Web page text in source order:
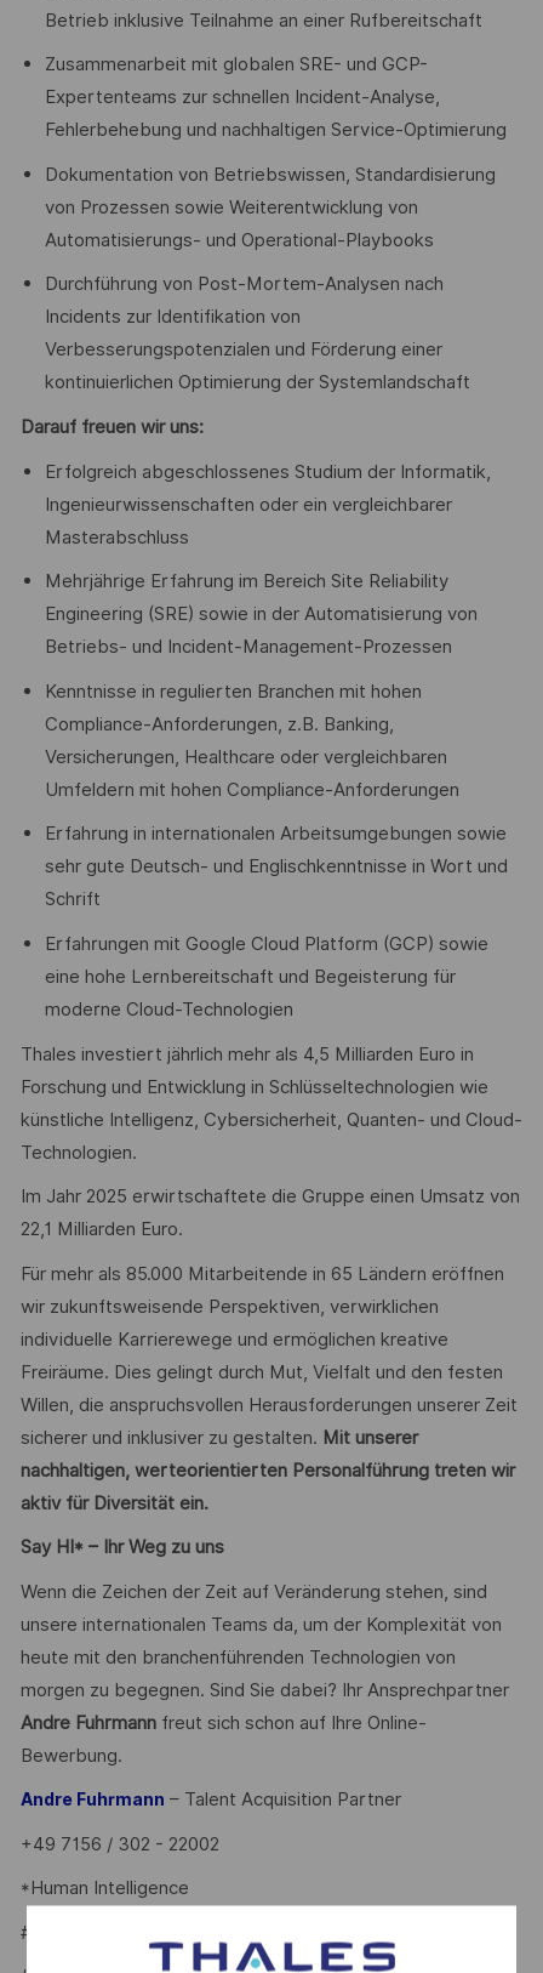
Betrieb inklusive Teilnahme an einer Rufbereitschaft
Zusammenarbeit mit globalen SRE- und GCP-
Expertenteams zur schnellen Incident-Analyse,
Fehlerbehebung und nachhaltigen Service-Optimierung
Dokumentation von Betriebswissen, Standardisierung
von Prozessen sowie Weiterentwicklung von
Automatisierungs- und Operational-Playbooks
Durchführung von Post-Mortem-Analysen nach
Incidents zur Identifikation von
Verbesserungspotenzialen und Förderung einer
kontinuierlichen Optimierung der Systemlandschaft
Darauf freuen wir uns:
Erfolgreich abgeschlossenes Studium der Informatik,
Ingenieurwissenschaften oder ein vergleichbarer
Masterabschluss
Mehrjährige Erfahrung im Bereich Site Reliability
Engineering (SRE) sowie in der Automatisierung von
Betriebs- und Incident-Management-Prozessen
Kenntnisse in regulierten Branchen mit hohen
Compliance-Anforderungen, z.B. Banking,
Versicherungen, Healthcare oder vergleichbaren
Umfeldern mit hohen Compliance-Anforderungen
Erfahrung in internationalen Arbeitsumgebungen sowie
sehr gute Deutsch- und Englischkenntnisse in Wort und
Schrift
Erfahrungen mit Google Cloud Platform (GCP) sowie
eine hohe Lernbereitschaft und Begeisterung für
moderne Cloud-Technologien
Thales investiert jährlich mehr als 4,5 Milliarden Euro in
Forschung und Entwicklung in Schlüsseltechnologien wie
künstliche Intelligenz, Cybersicherheit, Quanten- und Cloud-
Technologien.
Im Jahr 2025 erwirtschaftete die Gruppe einen Umsatz von
22,1 Milliarden Euro.
Für mehr als 85.000 Mitarbeitende in 65 Ländern eröffnen
wir zukunftsweisende Perspektiven, verwirklichen
individuelle Karrierewege und ermöglichen kreative
Freiräume. Dies gelingt durch Mut, Vielfalt und den festen
Willen, die anspruchsvollen Herausforderungen unserer Zeit
sicherer und inklusiver zu gestalten. Mit unserer
nachhaltigen, werteorientierten Personalführung treten wir
aktiv für Diversität ein.
Say HI* – Ihr Weg zu uns
Wenn die Zeichen der Zeit auf Veränderung stehen, sind
unsere internationalen Teams da, um der Komplexität von
heute mit den branchenführenden Technologien von
morgen zu begegnen. Sind Sie dabei? Ihr Ansprechpartner
Andre Fuhrmannfreut sich schon auf Ihre Online-
Bewerbung.
Andre Fuhrmann – Talent Acquisition Partner
+49 7156 / 302 - 22002
*Human Intelligence
#LI-AF1